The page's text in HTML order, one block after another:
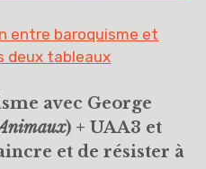
entre baroquisme et
deux tableaux
avec George
) + UAA3 et
et de résister à